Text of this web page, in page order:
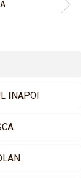
INAPOI